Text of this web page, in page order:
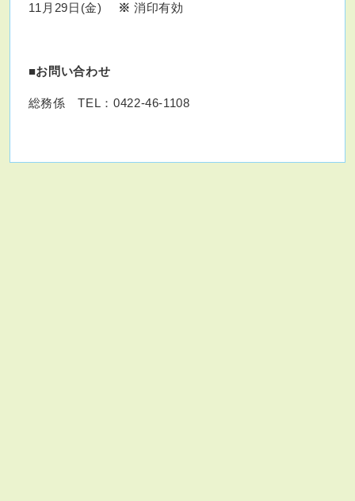
11月29日(金) ※消印有効
■お問い合わせ
総務係 TEL：0422-46-1108